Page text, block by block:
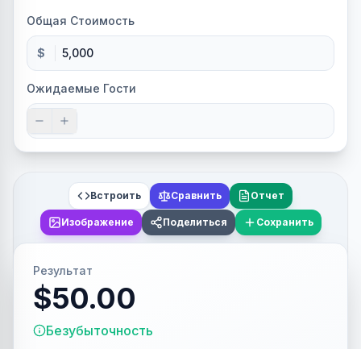
Общая Стоимость
$
Ожидаемые Гости
Встроить Сравнить Отчет
Изображение Поделиться Сохранить
Результат
$50.00
Безубыточность